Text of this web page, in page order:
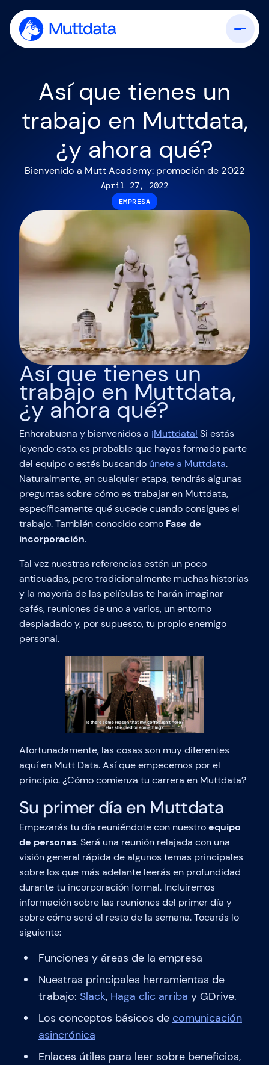
Así que tienes un
trabajo en Muttdata,
¿y ahora qué?
Bienvenido a Mutt Academy: promoción de 2022
April 27, 2022
EMPRESA
Así que tienes un
trabajo en Muttdata,
¿y ahora qué?
Enhorabuena y bienvenidos a ¡Muttdata! Si estás
leyendo esto, es probable que hayas formado parte
del equipo o estés buscando únete a Muttdata.
Naturalmente, en cualquier etapa, tendrás algunas
preguntas sobre cómo es trabajar en Muttdata,
específicamente qué sucede cuando consigues el
trabajo. También conocido como Fase de
incorporación.
Tal vez nuestras referencias estén un poco
anticuadas, pero tradicionalmente muchas historias
y la mayoría de las películas te harán imaginar
cafés, reuniones de uno a varios, un entorno
despiadado y, por supuesto, tu propio enemigo
personal.
Afortunadamente, las cosas son muy diferentes
aquí en Mutt Data. Así que empecemos por el
principio. ¿Cómo comienza tu carrera en Muttdata?
Su primer día en Muttdata
Empezarás tu día reuniéndote con nuestroequipo
de personas. Será una reunión relajada con una
visión general rápida de algunos temas principales
sobre los que más adelante leerás en profundidad
durante tu incorporación formal. Incluiremos
información sobre las reuniones del primer día y
sobre cómo será el resto de la semana. Tocarás lo
siguiente:
Funciones y áreas de la empresa
Nuestras principales herramientas de
trabajo: Slack, Haga clic arriba y GDrive.
Los conceptos básicos de comunicación
asincrónica
Enlaces útiles para leer sobre beneficios,